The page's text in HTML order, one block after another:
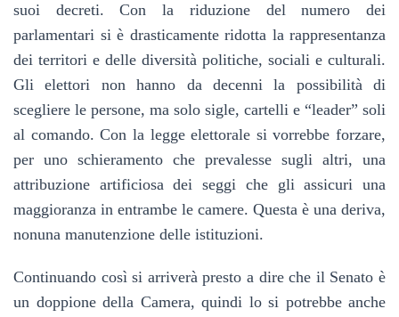
suoi decreti. Con la riduzione del numero dei
parlamentari si è drasticamente ridotta la rappresentanza
dei territori e delle diversità politiche, sociali e culturali.
Gli elettori non hanno da decenni la possibilità di
scegliere le persone, ma solo sigle, cartelli e “leader” soli
al comando. Con la legge elettorale si vorrebbe forzare,
per uno schieramento che prevalesse sugli altri, una
attribuzione artificiosa dei seggi che gli assicuri una
maggioranza in entrambe le camere. Questa è una deriva,
nonuna manutenzione delle istituzioni.
Continuando così si arriverà presto a dire che il Senato è
un doppione della Camera, quindi lo si potrebbe anche